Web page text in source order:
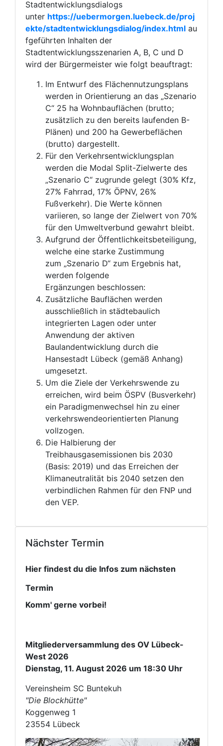
Nächster Termin
Hier findest du die Infos zum nächsten
Termin
Komm' gerne vorbei!
Mitgliederversammlung des OV Lübeck-
West 2026
Dienstag, 11. August 2026 um 18:30 Uhr
Vereinsheim SC Buntekuh
"Die Blockhütte"
Koggenweg 1
23554 Lübeck
Stadtentwicklungsdialogs
unter https://uebermorgen.luebeck.de/proj
ekte/stadtentwicklungsdialog/index.html au
fgeführten Inhalten der
Stadtentwicklungsszenarien A, B, C und D
wird der Bürgermeister wie folgt beauftragt:
Im Entwurf des Flächennutzungsplans
werden in Orientierung an das „Szenario
C“ 25 ha Wohnbauflächen (brutto;
zusätzlich zu den bereits laufenden B-
Plänen) und 200 ha Gewerbeflächen
(brutto) dargestellt.
Für den Verkehrsentwicklungsplan
werden die Modal Split-Zielwerte des
„Szenario C“ zugrunde gelegt (30% Kfz,
27% Fahrrad, 17% ÖPNV, 26%
Fußverkehr). Die Werte können
variieren, so lange der Zielwert von 70%
für den Umweltverbund gewahrt bleibt.
Aufgrund der Öffentlichkeitsbeteiligung,
welche eine starke Zustimmung
zum „Szenario D“ zum Ergebnis hat,
werden folgende
Ergänzungen beschlossen:
Zusätzliche Bauflächen werden
ausschließlich in städtebaulich
integrierten Lagen oder unter
Anwendung der aktiven
Baulandentwicklung durch die
Hansestadt Lübeck (gemäß Anhang)
umgesetzt.
Um die Ziele der Verkehrswende zu
erreichen, wird beim ÖSPV (Busverkehr)
ein Paradigmenwechsel hin zu einer
verkehrswendeorientierten Planung
vollzogen.
Die Halbierung der
Treibhausgasemissionen bis 2030
(Basis: 2019) und das Erreichen der
Klimaneutralität bis 2040 setzen den
verbindlichen Rahmen für den FNP und
den VEP.